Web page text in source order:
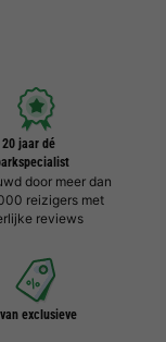
20 jaar dé
door meer dan
reizigers met
reviews
exclusieve